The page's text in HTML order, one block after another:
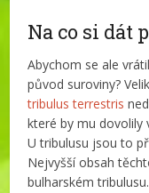
Na co si dát
Abychom se ale
původ suroviny?
tribulus terrestris
které by mu dovolily
U tribulusu jsou to
Nejvyšší obsah
bulharském tribulusu.